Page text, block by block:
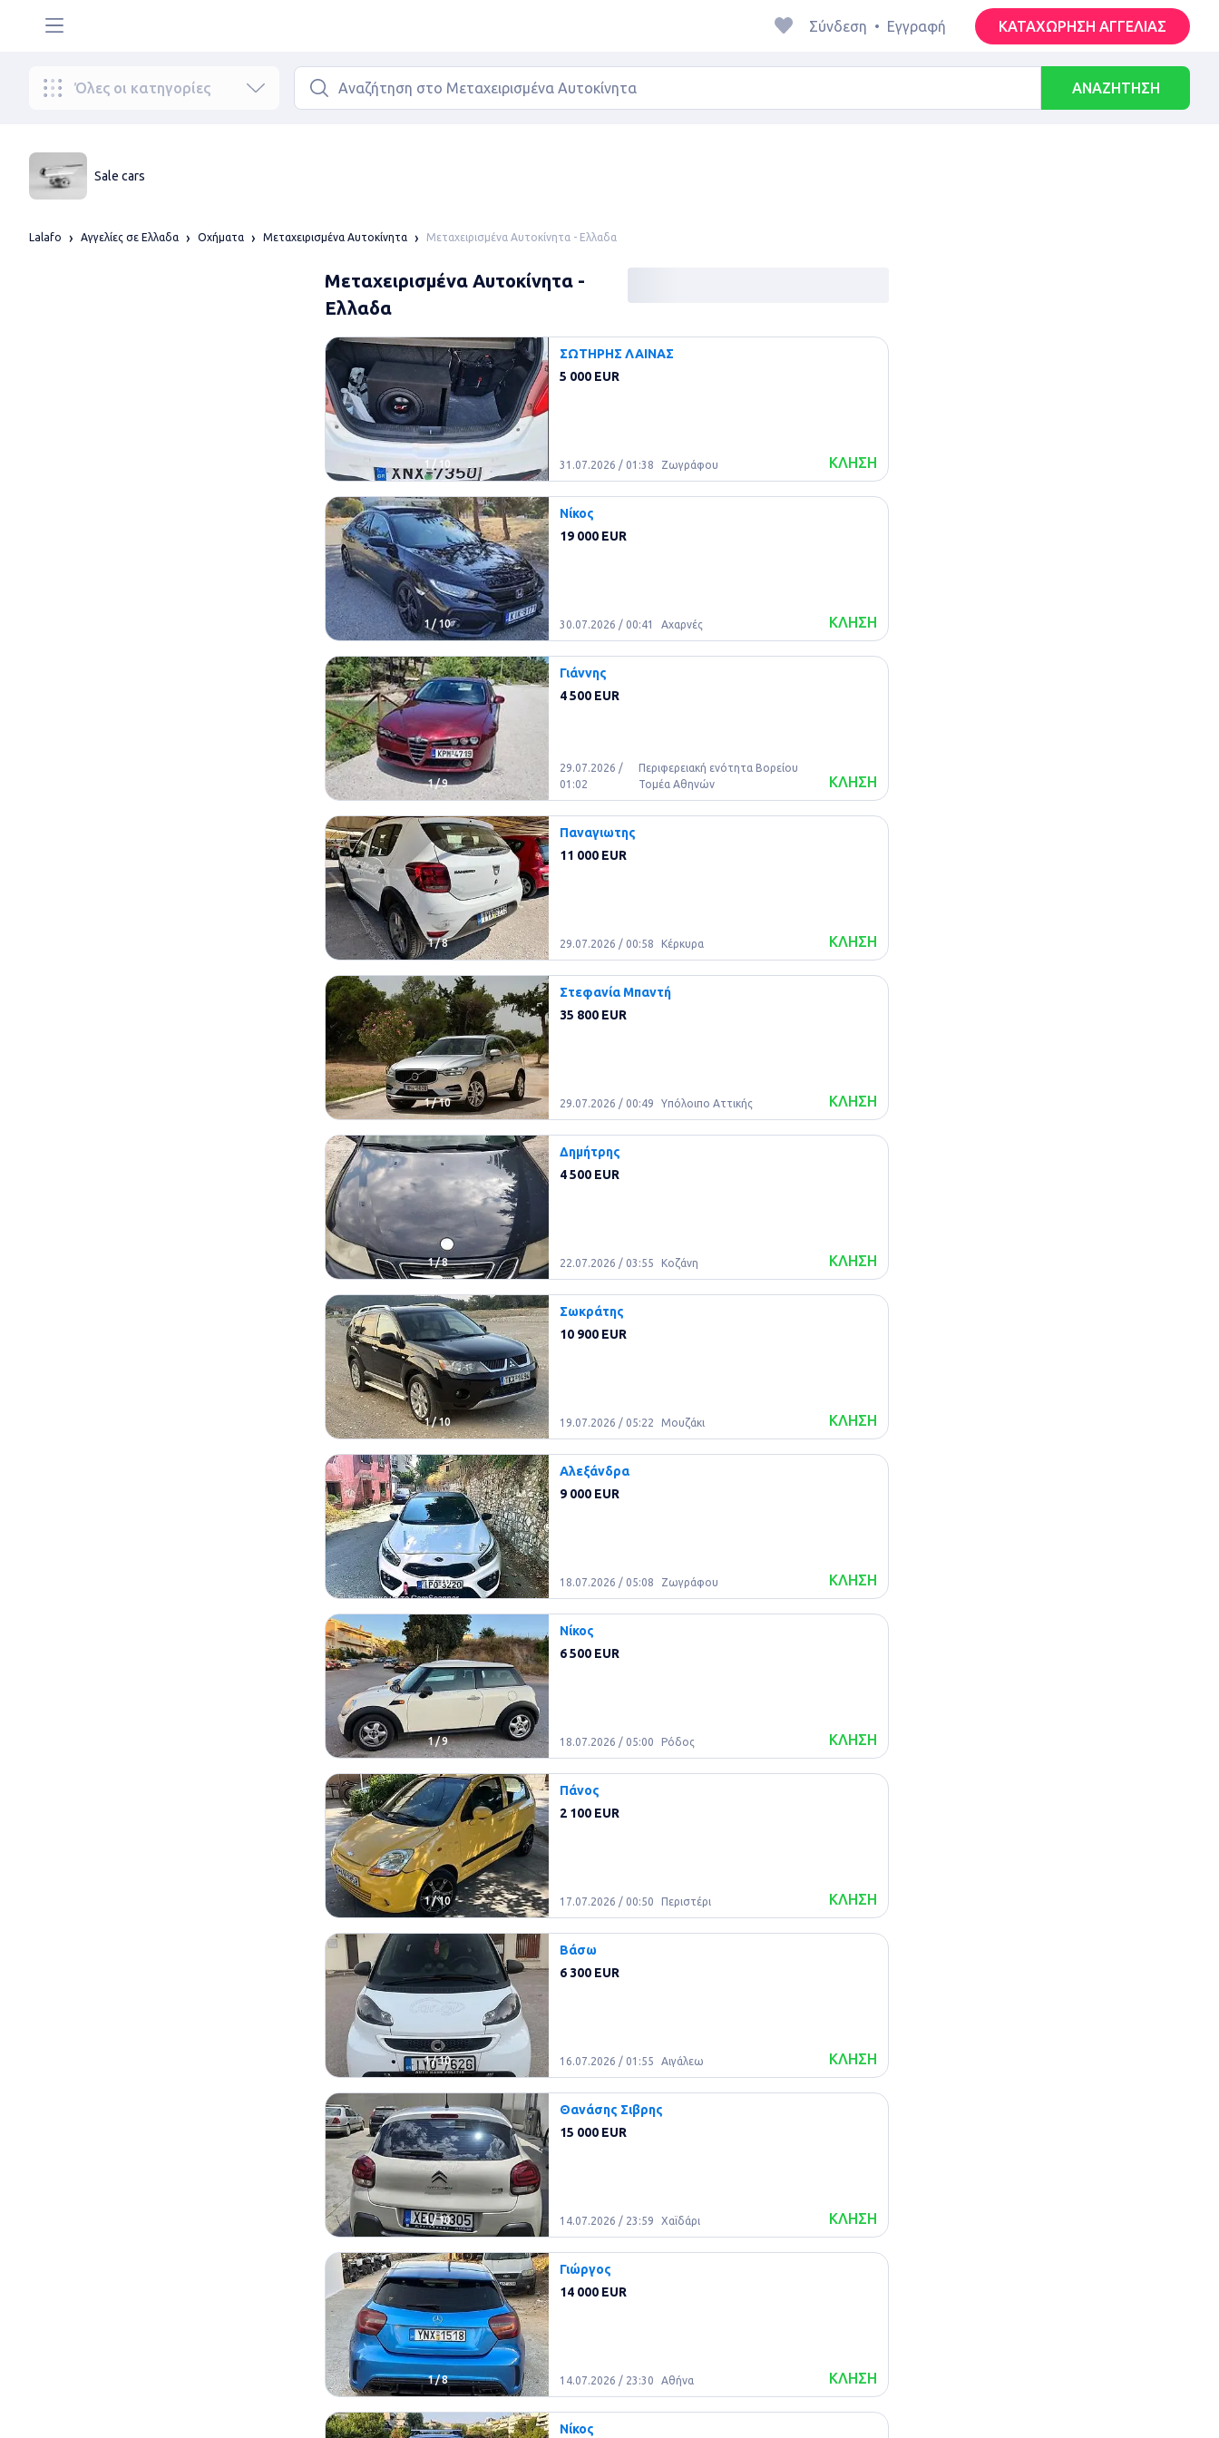
Σύνδεση • Εγγραφή ΚΑΤΑΧΩΡΗΣΗ ΑΓΓΕΛΙΑΣ
Όλες οι κατηγορίες ΑΝΑΖΗΤΗΣΗ
Sale cars
Lalafo Αγγελίες σε Ελλαδα Οχήματα Μεταχειρισμένα Αυτοκίνητα Μεταχειρισμένα Αυτοκίνητα - Ελλαδα
Μεταχειρισμένα Αυτοκίνητα -
Ελλαδα
1 / 10
ΣΩΤΗΡΗΣ ΛΑΙΝΑΣ
5 000 EUR
31.07.2026 / 01:38 Ζωγράφου ΚΛΗΣΗ
1 /10
Νίκος
19 000 EUR
30.07.2026 / 00:41 Αχαρνές ΚΛΗΣΗ
1/9
Γιάννης
4 500 EUR
29.07.2026 /
01:02
Περιφερειακή ενότητα Βορείου
Τομέα Αθηνών
ΚΛΗΣΗ
1/8
Παναγιωτης
11 000 EUR
29.07.2026 / 00:58 Κέρκυρα ΚΛΗΣΗ
1/10
Στεφανία Μπαντή
35 800 EUR
29.07.2026 / 00:49 Υπόλοιπο Αττικής ΚΛΗΣΗ
1/8
Δημήτρης
4 500 EUR
22.07.2026 / 03:55 Κοζάνη ΚΛΗΣΗ
1/10
Σωκράτης
10 900 EUR
19.07.2026 / 05:22 Μουζάκι ΚΛΗΣΗ
1/10
Αλεξάνδρα
9 000 EUR
18.07.2026 / 05:08 Ζωγράφου ΚΛΗΣΗ
1/9
Νίκος
6 500 EUR
18.07.2026 / 05:00 Ρόδος ΚΛΗΣΗ
1/10
Πάνος
2 100 EUR
17.07.2026 / 00:50 Περιστέρι ΚΛΗΣΗ
1/10
Βάσω
6 300 EUR
16.07.2026 / 01:55 Αιγάλεω ΚΛΗΣΗ
1/10
Θανάσης Σιβρης
15 000 EUR
14.07.2026 / 23:59 Χαϊδάρι ΚΛΗΣΗ
1/8
Γιώργος
14 000 EUR
14.07.2026 / 23:30 Αθήνα ΚΛΗΣΗ
Νίκος